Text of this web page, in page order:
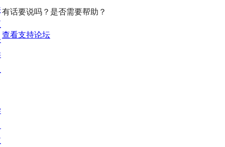
有话要说吗？是否需要帮助？
查看支持论坛